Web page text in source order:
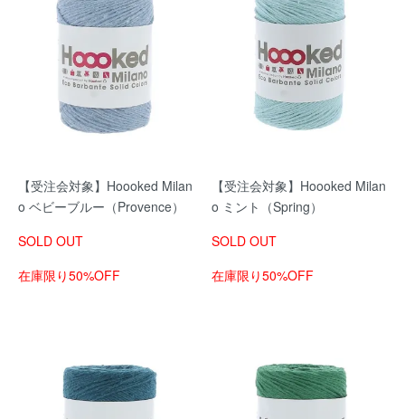
【受注会対象】Hoooked Milan
o ベビーブルー（Provence）
SOLD OUT
在庫限り50%OFF
【受注会対象】Hoooked Milan
o ミント（Spring）
SOLD OUT
在庫限り50%OFF